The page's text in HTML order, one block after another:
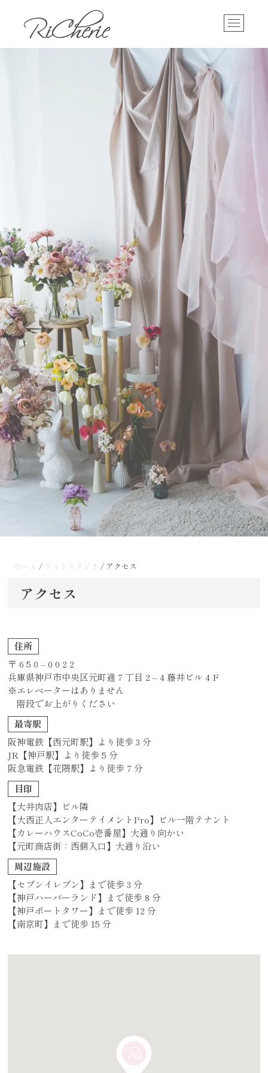
content
神戸のブライダルサロン / フォトスタジオ
M
e
n
ホーム / フォトスタジオ / アクセス
アクセス
住所
〒 6 5 0 – 0 0 2 2
兵庫県神戸市中央区元町通 7 丁目 2 – 4 藤井ビル 4 F
※エレベーターはありません
階段でお上がりください
最寄駅
阪神電鉄【西元町駅】より徒歩 3 分
JR【神戸駅】より徒歩 5 分
阪急電鉄【花隈駅】より徒歩 7 分
目印
【大井肉店】ビル隣
【大西正人エンターテイメントPro】ビル一階テナント
【カレーハウスCoCo壱番屋】大通り向かい
【元町商店街：西側入口】大通り沿い
周辺施設
【セブンイレブン】まで徒歩 3 分
【神戸ハーバーランド】まで徒歩 8 分
【神戸ポートタワー】まで徒歩 12 分
【南京町】まで徒歩 15 分